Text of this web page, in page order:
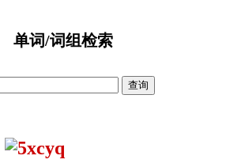
单词/词组检索